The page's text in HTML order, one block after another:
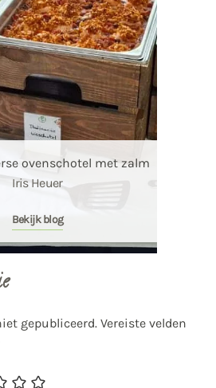
ovenschotel met zalm
Iris Heuer
Bekijk blog
gepubliceerd. Vereiste velden